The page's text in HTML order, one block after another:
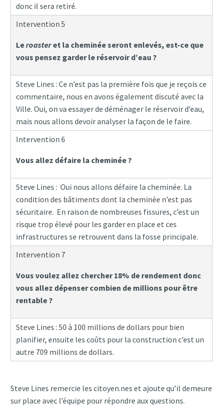
donc il sera retiré.
Intervention 5
Leroasteret la cheminée seront enlevés, est-ce que
vous pensez garder le réservoir d’eau ?
Steve Lines : Ce n’est pas la première fois que je reçois ce
commentaire, nous en avons également discuté avec la
Ville. Oui, on va essayer de déménager le réservoir d’eau,
mais nous allons devoir analyser la façon de le faire.
Intervention 6
Vous allez défaire la cheminée ?
Steve Lines : Oui nous allons défaire la cheminée. La
condition des bâtiments dont la cheminée n’est pas
sécuritaire. En raison de nombreuses fissures, c’est un
risque trop élevé pour les garder en place et ces
infrastructures se retrouvent dans la fosse principale.
Intervention 7
Vous voulez allez chercher 18% de rendement donc
vous allez dépenser combien de millions pour être
rentable ?
Steve Lines : 50 à 100 millions de dollars pour bien
planifier, ensuite les coûts pour la construction c’est un
autre 709 millions de dollars.
Steve Lines remercie les citoyen.nes et ajoute qu’il demeure
sur place avec l’équipe pour répondre aux questions.